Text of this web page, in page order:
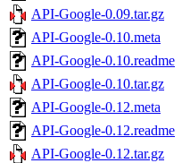
API-Google-0.09.tar.gz
API-Google-0.10.meta
API-Google-0.10.readme
API-Google-0.10.tar.gz
API-Google-0.12.meta
API-Google-0.12.readme
API-Google-0.12.tar.gz